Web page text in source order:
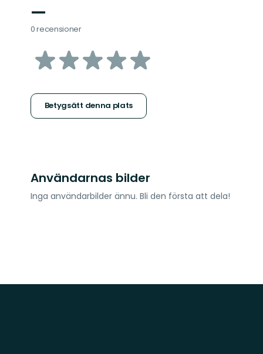
—
0 recensioner
av
stjärnor
Betygsätt denna plats
Användarnas bilder
Inga användarbilder ännu. Bli den första att dela!